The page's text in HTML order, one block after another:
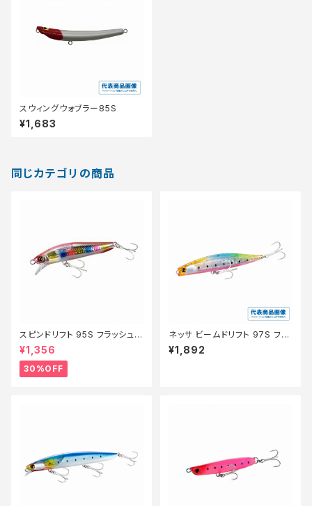
スウィングウォブラー85S
¥1,683
同じカテゴリの商品
スピンドリフト 95S フラッシュブ
ースト XF−H95V NヒラメCAN
DY002【特価ルアー】【30】
¥1,356
30%OFF
ネッサ ビームドリフト 97S フラ
ッシュブースト XG-R97XA【特
価ルアー】【20】
¥1,892